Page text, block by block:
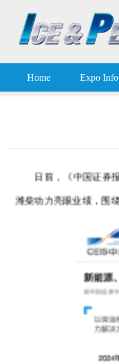
Home Expo Info
日前，《中国证券
潍柴动力亮眼业绩，围